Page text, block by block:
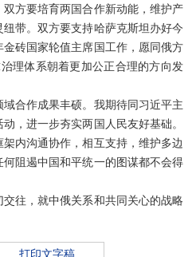
方要培育两国合作新动能，维护产
带。双方要支持哈萨克斯坦办好今
砖国家轮值主席国工作，愿同俄方
理体系朝着更加公正合理的方向发
合作成果丰硕。我期待同习近平主
，进一步夯实两国人民友好基础。
内沟通协作，相互支持，维护多边
阻遏中国和平统一的图谋都不会得
往，就中俄关系和共同关心的战略
打印文字稿